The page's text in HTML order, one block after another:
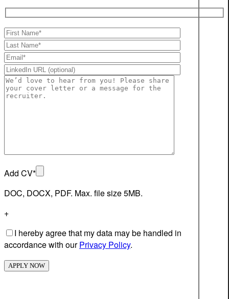
Add CV*
DOC, DOCX, PDF. Max. file size 5MB.
+
I hereby agree that my data may be handled in
accordance with ourPrivacy Policy.